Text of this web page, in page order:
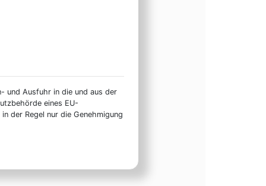
und Ausfuhr in die und aus der
eines EU-
der Regel nur die Genehmigung